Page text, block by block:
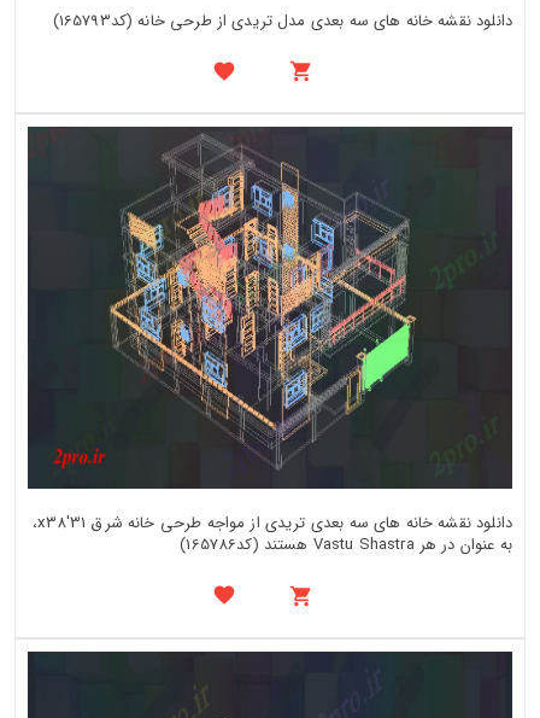
دانلود نقشه خانه های سه بعدی مدل تریدی از طرحی خانه (کد165793)
دانلود نقشه خانه های سه بعدی تریدی از مواجه طرحی خانه شرق 31'x38،
به عنوان در هر Vastu Shastra هستند (کد165786)